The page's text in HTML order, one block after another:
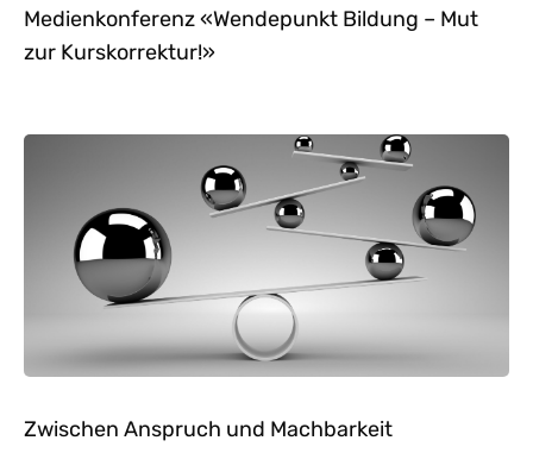
Medienkonferenz «Wendepunkt Bildung – Mut
zur Kurskorrektur!»
Zwischen Anspruch und Machbarkeit